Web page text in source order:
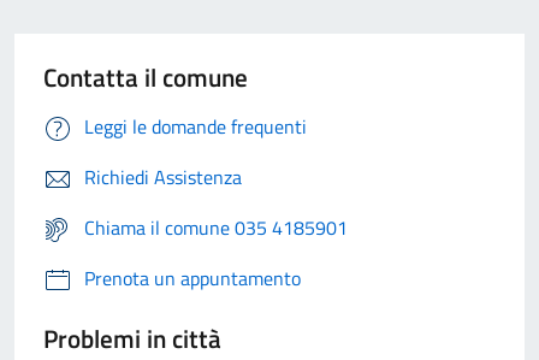
Contatta il comune
Leggi le domande frequenti
Richiedi Assistenza
Chiama il comune 035 4185901
Prenota un appuntamento
Problemi in città